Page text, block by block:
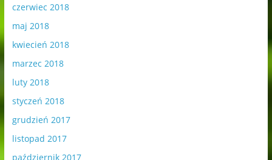
czerwiec 2018
maj 2018
kwiecień 2018
marzec 2018
luty 2018
styczeń 2018
grudzień 2017
listopad 2017
październik 2017